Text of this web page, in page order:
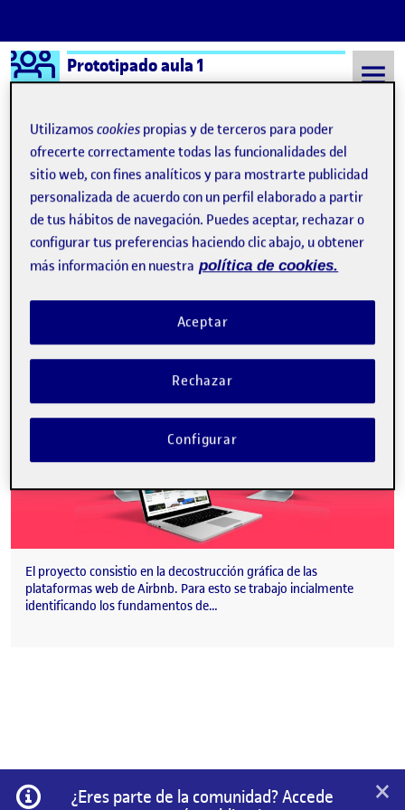
Saltar al contenido
Logo Ágora
Prototipado aula 1
Semestre 20221 - Aula 1 29 Octubre, 2022
29 Octubre, 2022
Deconstrucción de una interfaz gráfica
Publicado por
Gabriel Quiros Villalobos
Fecha de publicación29 octubre, 2022 7:02 pm
-comentario
El proyecto consistio en la decostrucción gráfica de las
plataformas web de Airbnb. Para esto se trabajo incialmente
identificando los fundamentos de…
Información
¿Eres parte de la comunidad? Accede
×
Utilizamoscookies propias y de terceros para poder
ofrecerte correctamente todas las funcionalidades del
sitio web, con fines analíticos y para mostrarte publicidad
personalizada de acuerdo con un perfil elaborado a partir
de tus hábitos de navegación. Puedes aceptar, rechazar o
configurar tus preferencias haciendo clic abajo, u obtener
más información en nuestra política de cookies.
Rechazar
Aceptar
Configurar